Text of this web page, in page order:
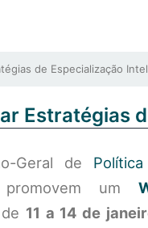
de Especialização
Estratégias
Geral de
um
de 11 a 14 de